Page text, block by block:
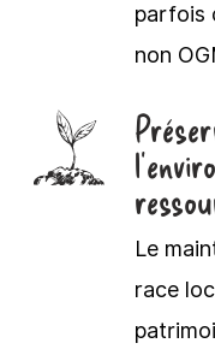
parfois
non
Le
race